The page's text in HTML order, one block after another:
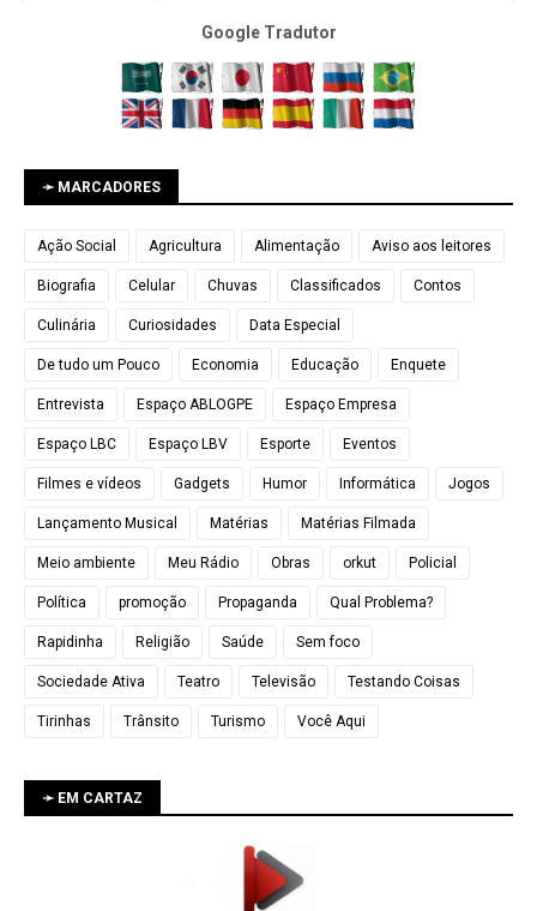
Google Tradutor
➛ MARCADORES
Ação Social Agricultura Alimentação Aviso aos leitores
Biografia Celular Chuvas Classificados Contos
Culinária Curiosidades Data Especial
De tudo um Pouco Economia Educação Enquete
Entrevista Espaço ABLOGPE Espaço Empresa
Espaço LBC Espaço LBV Esporte Eventos
Filmes e vídeos Gadgets Humor Informática Jogos
Lançamento Musical Matérias Matérias Filmada
Meio ambiente Meu Rádio Obras orkut Policial
Política promoção Propaganda Qual Problema?
Rapidinha Religião Saúde Sem foco
Sociedade Ativa Teatro Televisão Testando Coisas
Tirinhas Trânsito Turismo Você Aqui
➛ EM CARTAZ